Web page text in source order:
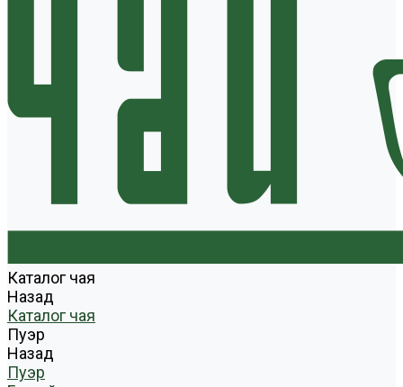
Каталог чая
Назад
Каталог чая
Пуэр
Назад
Пуэр